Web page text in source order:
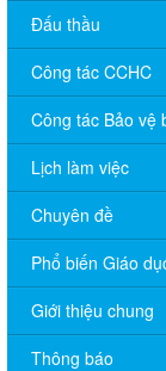
Đấu thầu
Công tác CCHC
Công tác Bảo vệ
Lịch làm việc
Chuyên đề
Phổ biến Giáo
Giới thiệu chung
Thông báo
V/v đề nghị báo
và hoạt động mua
2).